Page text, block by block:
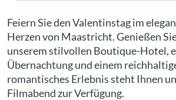
Feiern Sie den Valentinstag im
Herzen von Maastricht. Genießen
unserem stilvollen Boutique-Hotel,
Übernachtung und einem
romantisches Erlebnis steht Ihnen
Filmabend zur Verfügung.